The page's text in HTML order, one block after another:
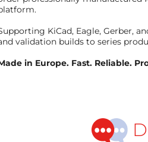
KiCad, Eagle, Gerber,
validation builds to series
in Europe. Fast. Reliable.